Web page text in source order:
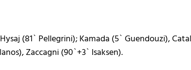
(81` Pellegrini); Kamada (5` Guendouzi),
Zaccagni (90`+3` Isaksen).